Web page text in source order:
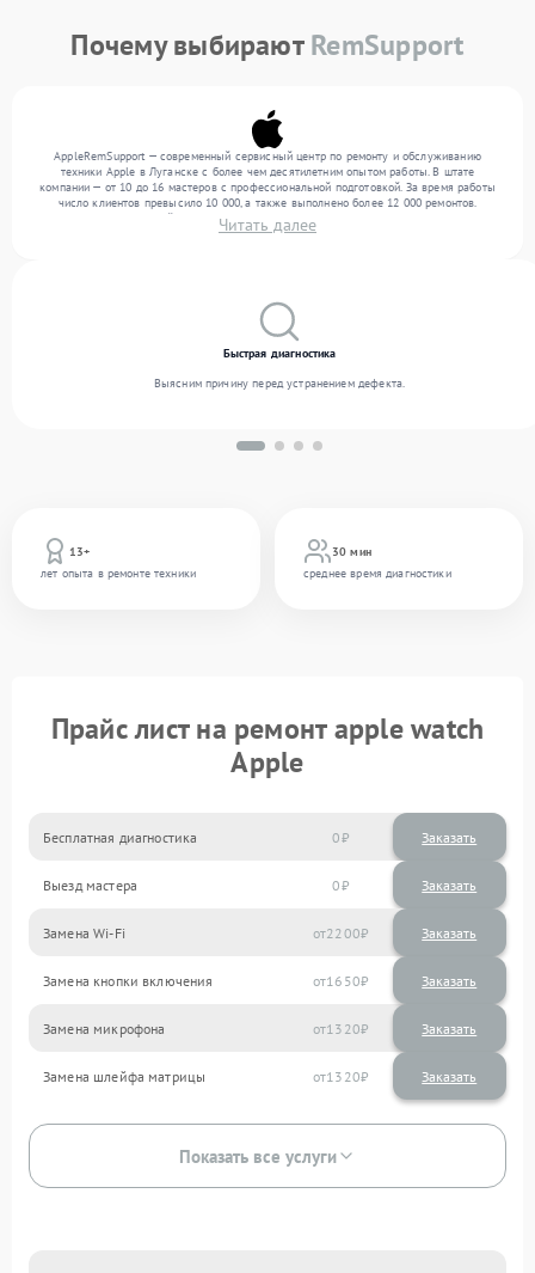
Почему выбираютRemSupport
AppleRemSupport — современный сервисный центр по ремонту и обслуживанию
техники Apple в Луганске с более чем десятилетним опытом работы. В штате
компании — от 10 до 16 мастеров с профессиональной подготовкой. За время работы
число клиентов превысило 10 000, а также выполнено более 12 000 ремонтов.
Ежемесячно в сервисный центр поступает свыше 300 единиц техники, включая , , . Мы
устраняем поломки любой сложности и обеспечиваем надежный результат благодаря
Читать далее
13+
лет опыта в ремонте техники
30 мин
среднее время диагностики
Быстрая диагностика
Выясним причину перед устранением дефекта.
Прайс лист на ремонт apple watch
Apple
Бесплатная диагностика 0 Заказать
Выезд мастера 0 Заказать
Замена Wi-Fi 2200
Замена кнопки включения 1650
Замена микрофона 1320
Замена шлейфа матрицы 1320
Показать все услуги